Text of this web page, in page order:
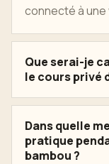
connecté à une
Que serai-je
le cours privé
Dans quelle
pratique
bambou ?